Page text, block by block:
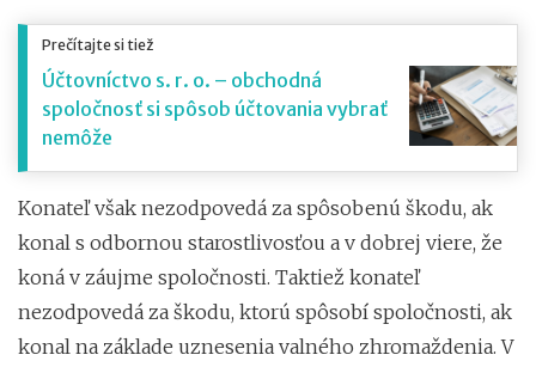
Prečítajte si tiež
Účtovníctvo s. r. o. – obchodná
spoločnosť si spôsob účtovania vybrať
nemôže
Konateľ však nezodpovedá za spôsobenú škodu, ak
konal s odbornou starostlivosťou a v dobrej viere, že
koná v záujme spoločnosti. Taktiež konateľ
nezodpovedá za škodu, ktorú spôsobí spoločnosti, ak
konal na základe uznesenia valného zhromaždenia. V